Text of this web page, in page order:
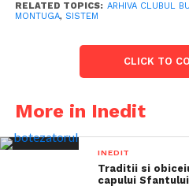
RELATED TOPICS: ARHIVA CLUBUL
MONTUGA, SISTEM
CLICK TO
More in Inedit
INEDIT
Traditii si
capului